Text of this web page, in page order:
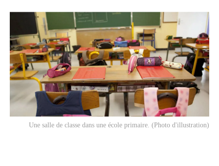
Une salle de classe dans une école primaire. (Photo d'illustration)